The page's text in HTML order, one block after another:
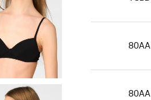
80AA
80AA